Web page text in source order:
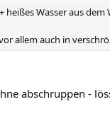
heißes Wasser aus dem
allem auch in
abschruppen -